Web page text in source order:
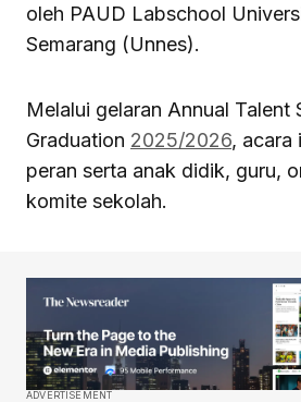
oleh PAUD Labschool
Semarang (Unnes).
Melalui gelaran Annual Talent
Graduation 2025/2026, acara
peran serta anak didik, guru,
komite sekolah.
ADVERTISEMENT